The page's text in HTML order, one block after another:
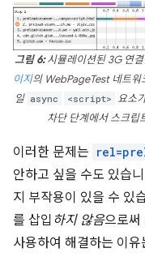
그림 6:시뮬레이션된 3G 연
이지의 WebPageTest 네트워
일 async <script> 요소
차단 단계에서 스크립
이러한 문제는
안하고 싶을 수도 있습
지 부작용이 있을 수 있
를 삽입 하지 않음으로써
사용하여 해결하는 이